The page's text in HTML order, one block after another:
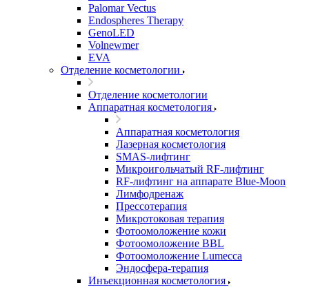
Palomar Vectus
Endospheres Therapy
GenoLED
Volnewmer
EVA
Отделение косметологии
Отделение косметологии
Аппаратная косметология
Аппаратная косметология
Лазерная косметология
SMAS-лифтинг
Микроигольчатый RF-лифтинг
RF-лифтинг на аппарате Blue-Moon
Лимфодренаж
Прессотерапия
Микротоковая терапия
Фотоомоложение кожи
Фотоомоложение BBL
Фотоомоложение Lumecca
Эндосфера-терапия
Инъекционная косметология